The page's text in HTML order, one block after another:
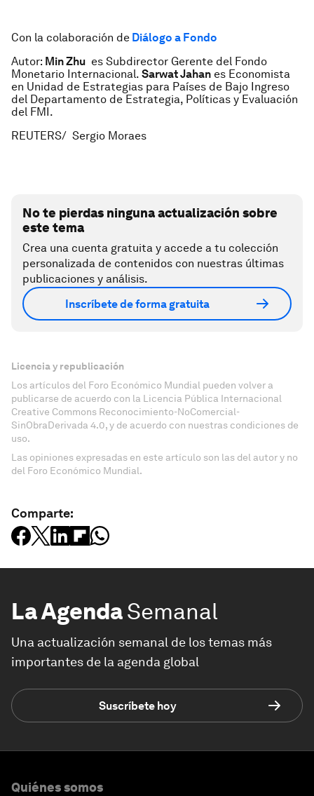
Con la colaboración de Diálogo a Fondo
Autor: Min Zhu es Subdirector Gerente del Fondo
Monetario Internacional. Sarwat Jahan es Economista
en Unidad de Estrategias para Países de Bajo Ingreso
del Departamento de Estrategia, Políticas y Evaluación
del FMI.
REUTERS/ Sergio Moraes
No te pierdas ninguna actualización sobre
este tema
Crea una cuenta gratuita y accede a tu colección
personalizada de contenidos con nuestras últimas
publicaciones y análisis.
Inscríbete de forma gratuita
Licencia y republicación
Los artículos del Foro Económico Mundial pueden volver a
publicarse de acuerdo con la Licencia Pública Internacional
Creative Commons Reconocimiento-NoComercial-
SinObraDerivada 4.0, y de acuerdo con nuestras condiciones de
uso.
Las opiniones expresadas en este artículo son las del autor y no
del Foro Económico Mundial.
Comparte:
La AgendaSemanal
Una actualización semanal de los temas más
importantes de la agenda global
Suscríbete hoy
Quiénes somos